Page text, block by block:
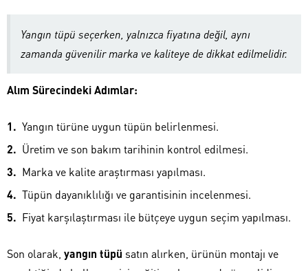
Yangın tüpü seçerken, yalnızca fiyatına değil, aynı
zamanda güvenilir marka ve kaliteye de dikkat edilmelidir.
Alım Sürecindeki Adımlar:
Yangın türüne uygun tüpün belirlenmesi.
Üretim ve son bakım tarihinin kontrol edilmesi.
Marka ve kalite araştırması yapılması.
Tüpün dayanıklılığı ve garantisinin incelenmesi.
Fiyat karşılaştırması ile bütçeye uygun seçim yapılması.
Son olarak, yangın tüpü satın alırken, ürünün montajı ve